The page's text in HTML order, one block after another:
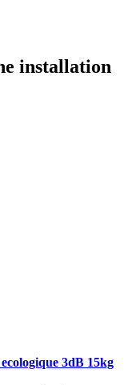
installation
3dB 15kg